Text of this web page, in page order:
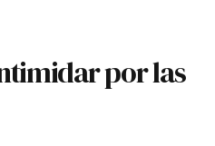
por las